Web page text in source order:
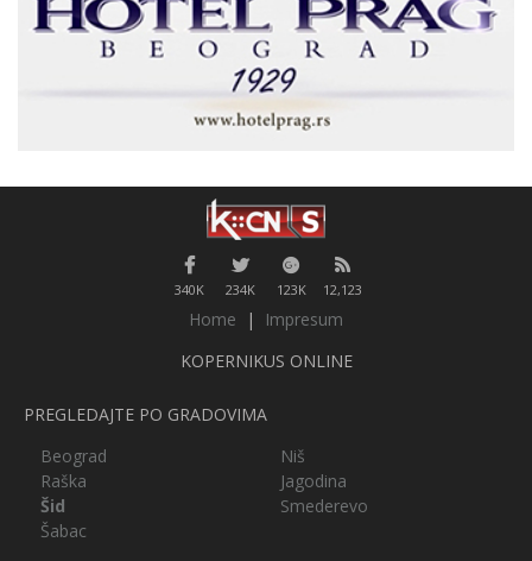
340K 234K 123K 12,123
Home |
Impresum
KOPERNIKUS ONLINE
PREGLEDAJTE PO GRADOVIMA
Beograd
Niš
Raška
Jagodina
Šid
Smederevo
Šabac